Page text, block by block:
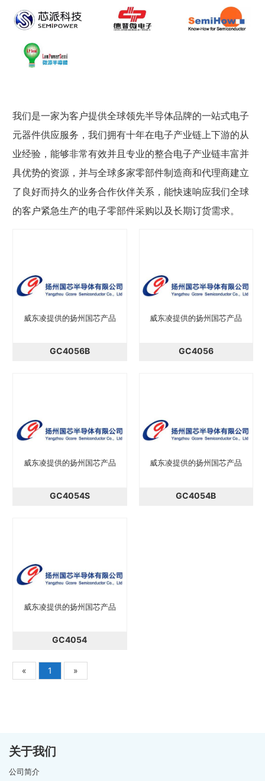
我们是一家为客户提供全球领先半导体品牌的一站式电子
元器件供应服务，我们拥有十年在电子产业链上下游的从
业经验，能够非常有效并且专业的整合电子产业链丰富并
具优势的资源，并与全球多家零部件制造商和代理商建立
了良好而持久的业务合作伙伴关系，能快速响应我们全球
的客户紧急生产的电子零部件采购以及长期订货需求。
威东凌提供的扬州国芯产品
GC4056B
威东凌提供的扬州国芯产品
GC4056
威东凌提供的扬州国芯产品
GC4054S
威东凌提供的扬州国芯产品
GC4054B
威东凌提供的扬州国芯产品
GC4054
« 1 »
关于我们
公司简介